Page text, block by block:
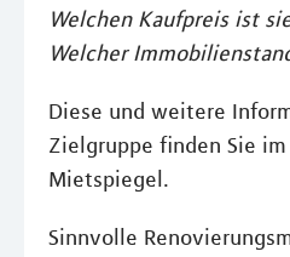
Welchen Kaufpreis ist
Welcher
Diese und weitere
Zielgruppe finden Sie
Mietspiegel.
Sinnvolle